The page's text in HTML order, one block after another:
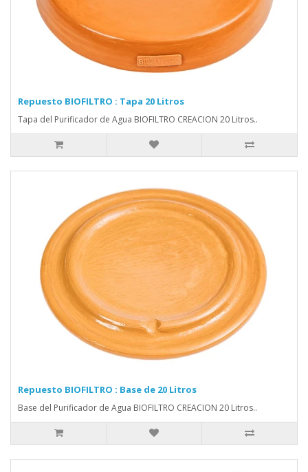
Repuesto BIOFILTRO : Tapa 20 Litros
Tapa del Purificador de Agua BIOFILTRO CREACION 20 Litros..
Repuesto BIOFILTRO : Base de 20 Litros
Base del Purificador de Agua BIOFILTRO CREACION 20 Litros..